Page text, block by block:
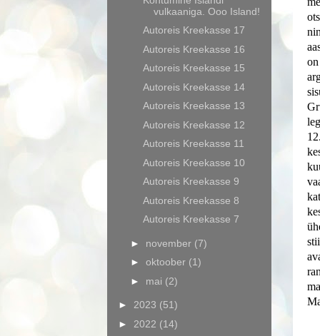
vulkaaniga. Ooo Island!
Autoreis Kreekasse 17
Autoreis Kreekasse 16
Autoreis Kreekasse 15
Autoreis Kreekasse 14
Autoreis Kreekasse 13
Autoreis Kreekasse 12
Autoreis Kreekasse 11
Autoreis Kreekasse 10
Autoreis Kreekasse 9
Autoreis Kreekasse 8
Autoreis Kreekasse 7
► november (7)
► oktoober (1)
► mai (2)
► 2023 (51)
► 2022 (14)